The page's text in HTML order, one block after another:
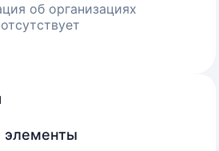
об организациях
отсутствует
элементы